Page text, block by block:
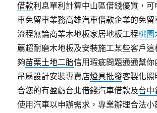
借款利息單利計算中山區借錢優質，
車免留車業務高雄汽車借款企業的免
流程無論商業木地板家居地板工程桃園
薦超耐磨木地板及安裝施工某些客戶
夠苗栗土地二胎信用瑕疵問題通通幫
吊扇設計安裝專賣店燈具批發客製化照
合您的有盈虧台北借錢汽車借款及台中
使用汽車以申辦需求，專業辦理合法小